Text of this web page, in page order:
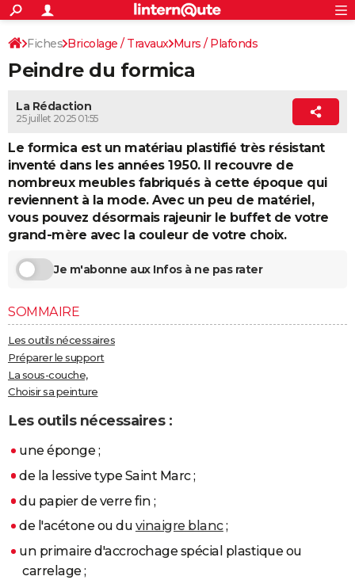
ACTUALITÉS
Politique
Société
Faits Divers
Education
Monde
Villes
+
SPORT
Coupe du monde 2026
Football
Tennis
Cyclisme
Rugby
Forum
Programme TV
TNTStreaming
Cinéma
Sorties cinéma
Musique
+FINANCE
Retraite
Impôts
Epargne
Immobilier
Risques naturels par ville
Banque
Assurance
Crédit
AUTO
Essais
Réserver un essai
Citadines
Berlines
Forum auto
HIGH-TECH
Mobiles
Meilleur smartphone
Internet
Ordinateurs
Jeux vidéo
Guide high-tech
+
BRICOLAGE
Forum
Aménagement intérieur
Extérieur
Cuisine
Salle de bains
Jardinage
Rangement
+WEEK-END
Guides de France
Escapades
Patrimoine
Expositions
Musées
Week-end nature
+LIFESTYLE
Art de vivre
Bien-être
Loisirs
Mode
Modes de vie
+SANTE
Alimentation
Guide de la santé
Maladies
Médicaments
Sommeil
+VOYAGE
Destinations
City break
Voyage nature
Voyage de noces
Forum
Climat
+PHOTO
CARTE DE VOEUX
Carte de Noël
Carte Bonne année
Carte Saint-Valentin
Carte Pâques
Carte d'anniversaire
DICTIONNAIRE
Dictionnaire
Biographies
Citations
Expressions
Proverbes
COPAINS D'AVANT
S'inscrire
Connexion
Fiches Bricolage / Travaux Murs / Plafonds
Revêtements muraux Peinture
Peindre du formica
La Rédaction
25 juillet 2025 01:55
Le formica est un matériau plastifié très résistant
inventé dans les années 1950. Il recouvre de
nombreux meubles fabriqués à cette époque qui
reviennent à la mode. Avec un peu de matériel,
vous pouvez désormais rajeunir le buffet de votre
grand-mère avec la couleur de votre choix.
Je m'abonne aux Infos à ne pas rater
SOMMAIRE
Les outils nécessaires
Préparer le support
La sous-couche,
Choisir sa peinture
Les outils nécessaires:
une éponge ;
de la lessive type Saint Marc ;
du papier de verre fin ;
de l'acétone ou du vinaigre blanc;
un primaire d'accrochage spécial plastique ou
carrelage ;